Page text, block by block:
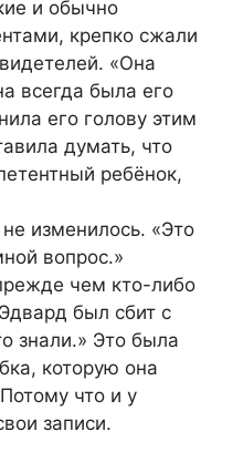
и обычно
крепко сжали
«Она
всегда была его
его голову этим
думать, что
ребёнок,
изменилось. «Это
вопрос.»
чем кто-либо
был сбит с
знали.» Это была
которую она
что и у
записи.